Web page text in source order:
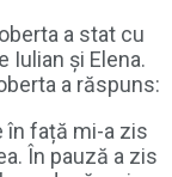
a stat cu
Iulian și Elena.
a răspuns:
în față mi-a zis
În pauză a zis